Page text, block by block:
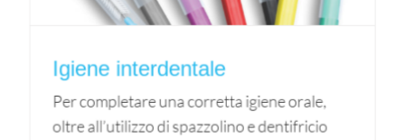
Igiene interdentale
Per completare una corretta igiene orale,
oltre all’utilizzo di spazzolino e dentifricio